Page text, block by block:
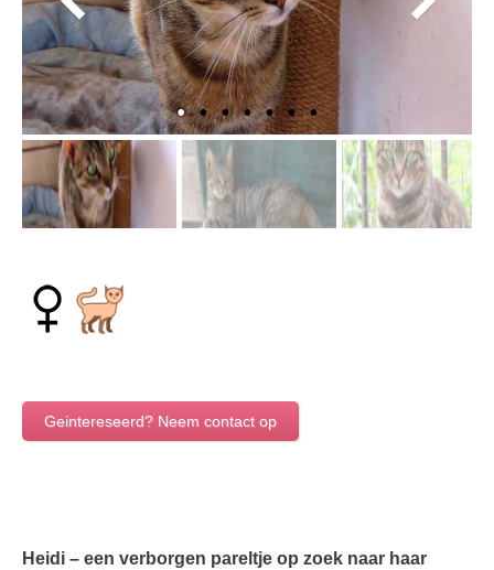
Geintereseerd? Neem contact op
Heidi – een verborgen pareltje op zoek naar haar